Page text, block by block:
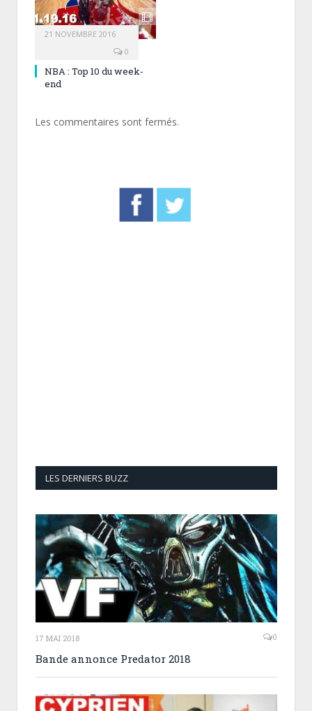
21 NOVEMBRE 2016
0
NBA : Top 10 du week-
end
Les commentaires sont fermés.
LES DERNIERS BUZZ
17 MAI 2018 0
Bande annonce Predator 2018